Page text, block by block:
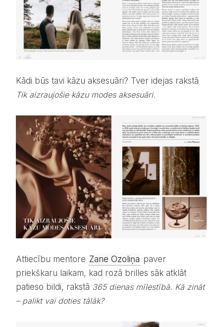
Kādi būs tavi kāzu aksesuāri? Tver idejas rakstā
Tik aizraujošie kāzu modes aksesuāri.
Attiecību mentore Zane Ozoliņa paver
priekškaru laikam, kad rozā brilles sāk atklāt
patieso bildi, rakstā 365 dienas mīlestībā. Kā zināt
– palikt vai doties tālāk?